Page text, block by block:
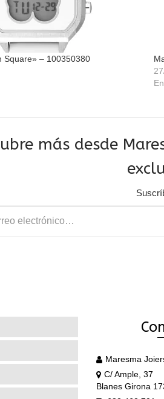
Square» – 100350380
más desde
Maresma
C/ Ample, 37
Blanes Girona